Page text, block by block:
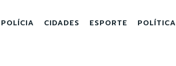
POLÍCIA CIDADES ESPORTE POLÍTICA